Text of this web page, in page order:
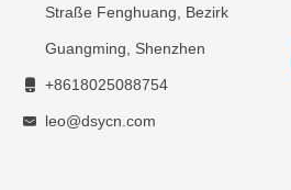
Straße Fenghuang, Bezirk
Guangming, Shenzhen
+8618025088754
leo@dsycn.com